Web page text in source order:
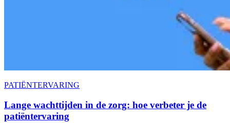
PATIËNTERVARING
Lange wachttijden in de zorg: hoe verbeter je de
patiëntervaring